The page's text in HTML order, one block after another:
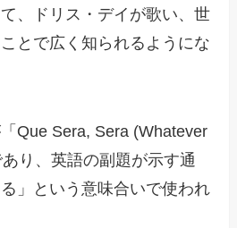
、ドリス・デイが歌い、世
とで広く知られるようにな
Que Sera, Sera (Whatever
り、英語の副題が示す通
」という意味合いで使われ